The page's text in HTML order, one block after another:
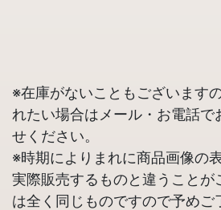
※在庫がないこともございます
れたい場合はメール・お電話で
せください。
※時期によりまれに商品画像の
実際販売するものと違うことが
は全く同じものですので予めご